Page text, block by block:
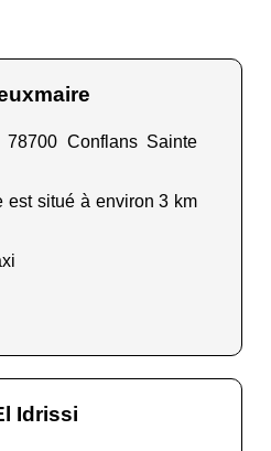
Conflans Sainte
est situé à environ 3 km
Idrissi